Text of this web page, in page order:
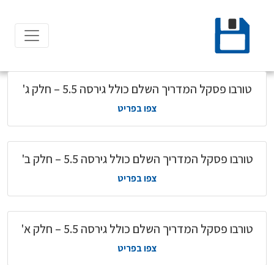
content
טורבו פסקל המדריך השלם כולל גירסה 5.5 – חלק ג'
צפו בפריט
טורבו פסקל המדריך השלם כולל גירסה 5.5 – חלק ב'
צפו בפריט
טורבו פסקל המדריך השלם כולל גירסה 5.5 – חלק א'
צפו בפריט